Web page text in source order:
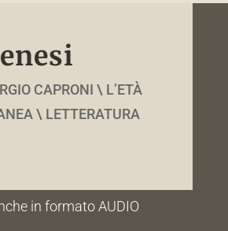
CAPRONI \ L’ETÀ
\ LETTERATURA
in formato AUDIO